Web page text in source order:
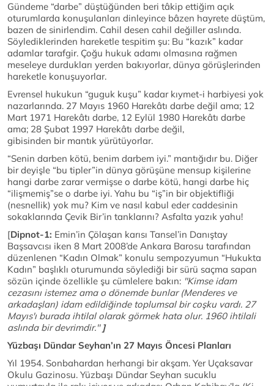
Gündeme “darbe” düştüğünden beri tâkip ettiğim açık
oturumlarda konuşulanları dinleyince bâzen hayrete düştüm,
bazen de sinirlendim. Cahil desen cahil değiller aslında.
Söylediklerinden hareketle tespitim şu: Bu “kazık” kadar
adamlar tarafgir. Çoğu hukuk adamı olmasına rağmen
meseleye durdukları yerden bakıyorlar, dünya görüşlerinden
hareketle konuşuyorlar.
Evrensel hukukun “guguk kuşu” kadar kıymet-i harbiyesi yok
nazarlarında. 27 Mayıs 1960 Harekâtı darbe değil ama; 12
Mart 1971 Harekâtı darbe, 12 Eylül 1980 Harekâtı darbe
ama; 28 Şubat 1997 Harekâtı darbe değil,
gibisinden bir mantık yürütüyorlar.
“Senin darben kötü, benim darbem iyi.” mantığıdır bu. Diğer
bir deyişle “bu tipler”in dünya görüşüne mensup kişilerine
hangi darbe zarar vermişse o darbe kötü, hangi darbe hiç
“ilişmemiş”se o darbe iyi. Yahu bu “iş”in bir objektifliği
(nesnellik) yok mu? Kim ve nasıl kabul eder caddesinin
sokaklarında Çevik Bir’in tanklarını? Asfalta yazık yahu!
[Dipnot-1: Emin’in Çölaşan karısı Tansel’in Danıştay
Başsavcısı iken 8 Mart 2008’de Ankara Barosu tarafından
düzenlenen “Kadın Olmak” konulu sempozyumun “Hukukta
Kadın” başlıklı oturumunda söylediği bir sürü saçma sapan
sözün içinde özellikle şu cümlelere bakın: ''Kimse idam
cezasını istemez ama o dönemde bunlar (Menderes ve
arkadaşları) idam edildiğinde toplumsal bir coşku vardı. 27
Mayıs'ı burada ihtilal olarak görmek hata olur. 1960 ihtilali
aslında bir devrimdir.'' ]
Yüzbaşı Dündar Seyhan’ın 27 Mayıs Öncesi Planları
Yıl 1954. Sonbahardan herhangi bir akşam. Yer Uçaksavar
Okulu Gazinosu. Yüzbaşı Dündar Seyhan sucuklu